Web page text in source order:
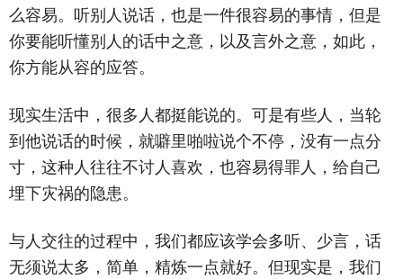
么容易。听别人说话，也是一件很容易的事情，但是
你要能听懂别人的话中之意，以及言外之意，如此，
你方能从容的应答。
现实生活中，很多人都挺能说的。可是有些人，当轮
到他说话的时候，就噼里啪啦说个不停，没有一点分
寸，这种人往往不讨人喜欢，也容易得罪人，给自己
埋下灾祸的隐患。
与人交往的过程中，我们都应该学会多听、少言，话
无须说太多，简单，精炼一点就好。但现实是，我们